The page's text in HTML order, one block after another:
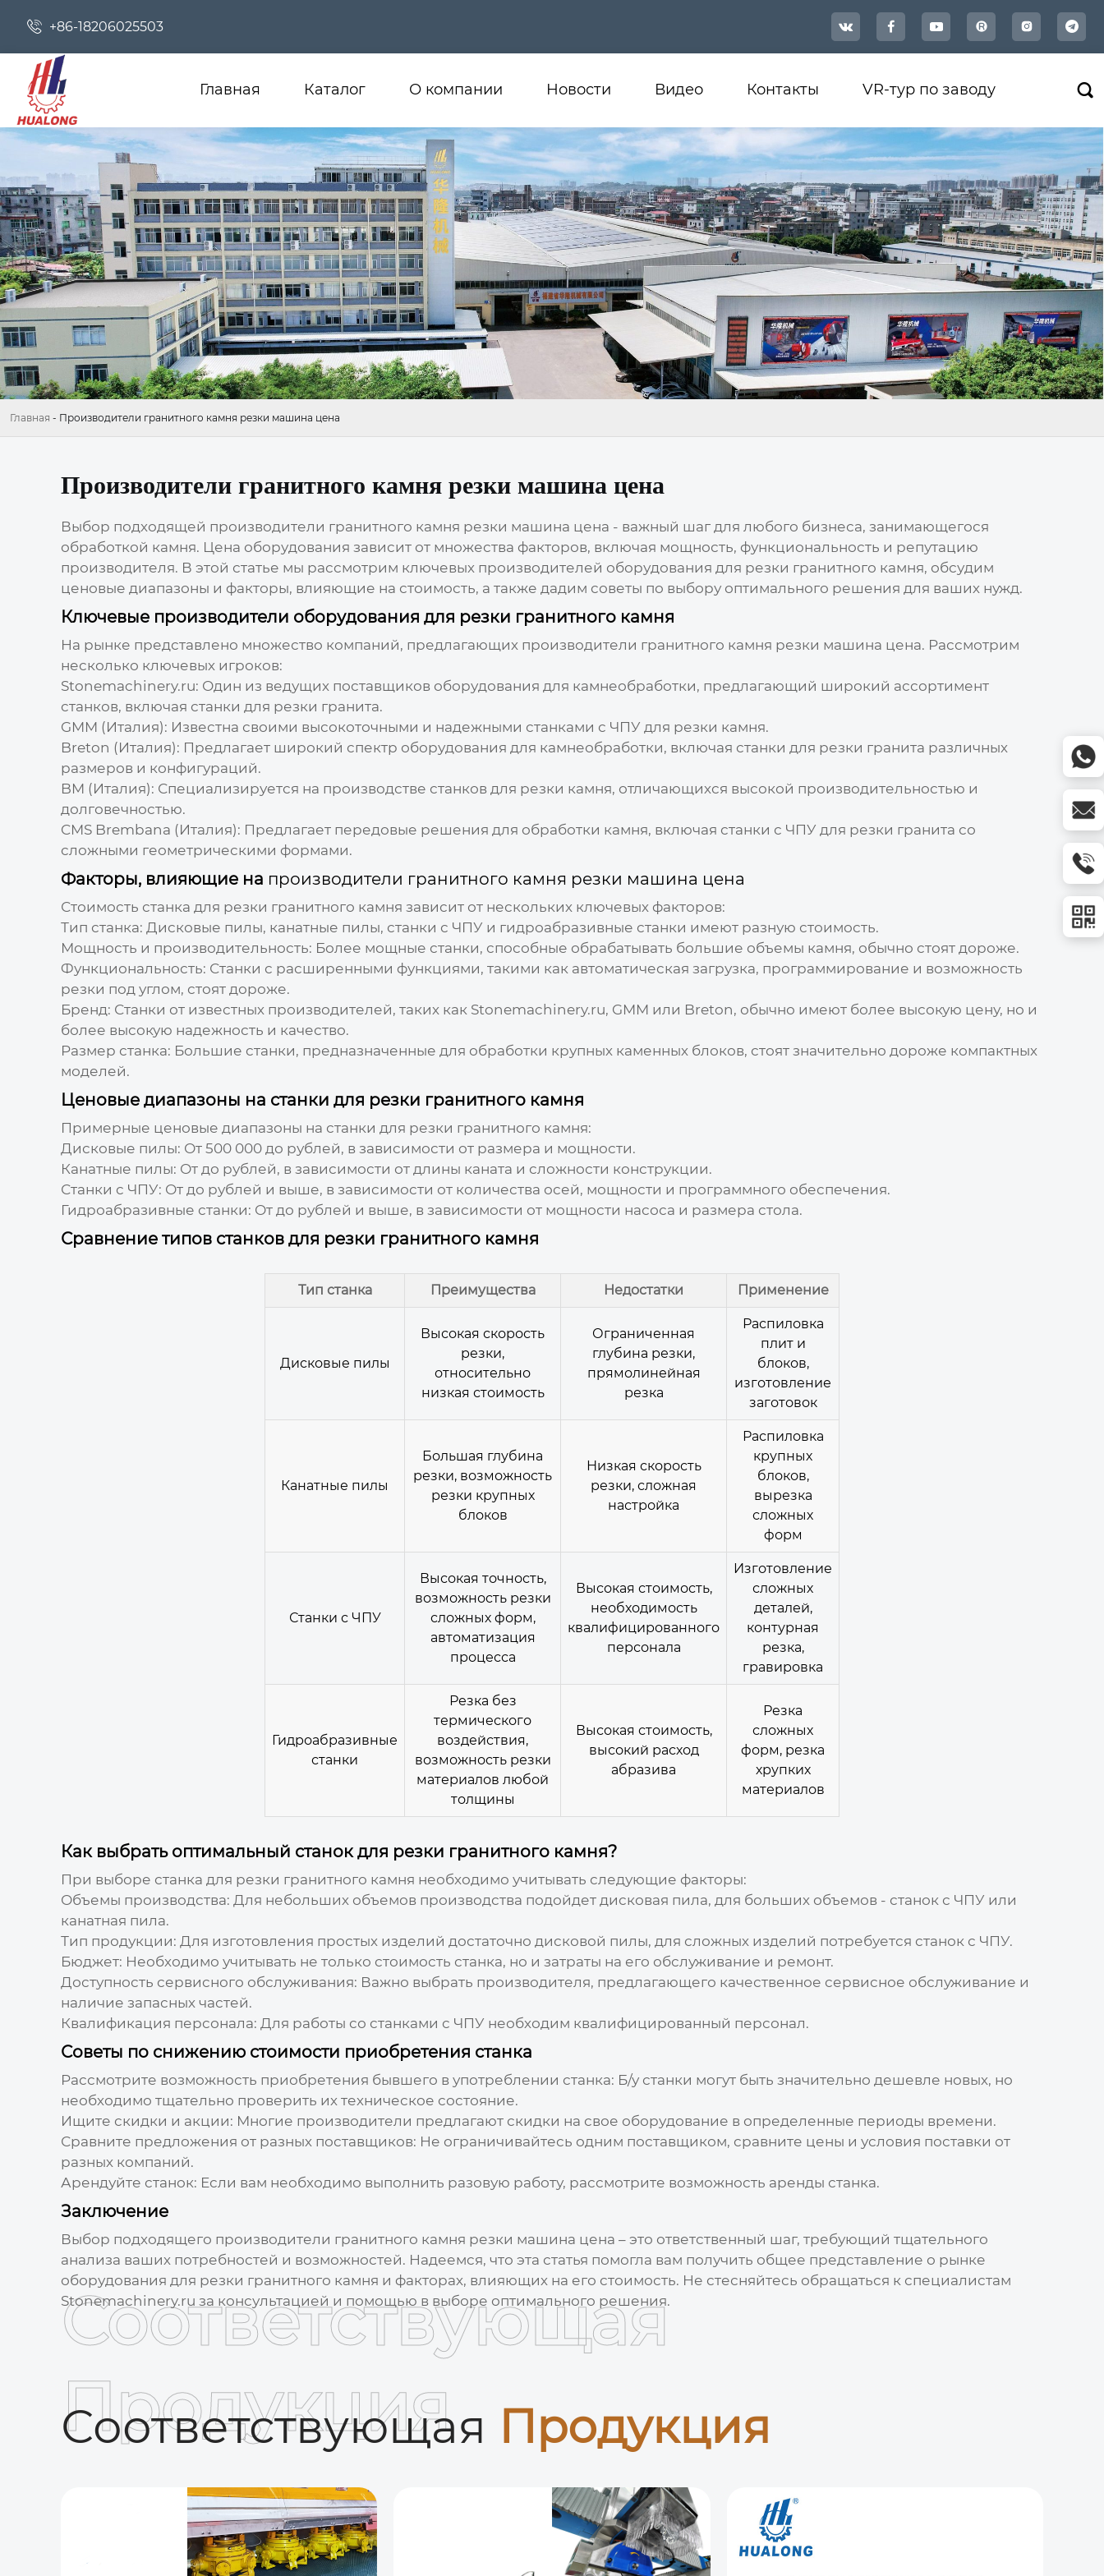
 +86-18206025503    
Главная Каталог О компании Новости Видео Контакты VR-тур по заводу 
Главная - Производители гранитного камня резки машина цена
Производители гранитного камня резки машина цена
Выбор подходящей производители гранитного камня резки машина цена - важный шаг для любого бизнеса, занимающегося
обработкой камня. Цена оборудования зависит от множества факторов, включая мощность, функциональность и репутацию
производителя. В этой статье мы рассмотрим ключевых производителей оборудования для резки гранитного камня, обсудим
ценовые диапазоны и факторы, влияющие на стоимость, а также дадим советы по выбору оптимального решения для ваших нужд.
Ключевые производители оборудования для резки гранитного камня
На рынке представлено множество компаний, предлагающих производители гранитного камня резки машина цена. Рассмотрим
несколько ключевых игроков:
Stonemachinery.ru: Один из ведущих поставщиков оборудования для камнеобработки, предлагающий широкий ассортимент
станков, включая станки для резки гранита.
GMM (Италия): Известна своими высокоточными и надежными станками с ЧПУ для резки камня.
Breton (Италия): Предлагает широкий спектр оборудования для камнеобработки, включая станки для резки гранита различных
размеров и конфигураций.
BM (Италия): Специализируется на производстве станков для резки камня, отличающихся высокой производительностью и
долговечностью.
CMS Brembana (Италия): Предлагает передовые решения для обработки камня, включая станки с ЧПУ для резки гранита со
сложными геометрическими формами.
Факторы, влияющие на производители гранитного камня резки машина цена
Стоимость станка для резки гранитного камня зависит от нескольких ключевых факторов:
Тип станка: Дисковые пилы, канатные пилы, станки с ЧПУ и гидроабразивные станки имеют разную стоимость.
Мощность и производительность: Более мощные станки, способные обрабатывать большие объемы камня, обычно стоят дороже.
Функциональность: Станки с расширенными функциями, такими как автоматическая загрузка, программирование и возможность
резки под углом, стоят дороже.
Бренд: Станки от известных производителей, таких как Stonemachinery.ru, GMM или Breton, обычно имеют более высокую цену, но и
более высокую надежность и качество.
Размер станка: Большие станки, предназначенные для обработки крупных каменных блоков, стоят значительно дороже компактных
моделей.
Ценовые диапазоны на станки для резки гранитного камня
Примерные ценовые диапазоны на станки для резки гранитного камня:
Дисковые пилы: От 500 000 до рублей, в зависимости от размера и мощности.
Канатные пилы: От до рублей, в зависимости от длины каната и сложности конструкции.
Станки с ЧПУ: От до рублей и выше, в зависимости от количества осей, мощности и программного обеспечения.
Гидроабразивные станки: От до рублей и выше, в зависимости от мощности насоса и размера стола.
Сравнение типов станков для резки гранитного камня
Тип станка Преимущества Недостатки Применение
Дисковые пилы
Высокая скорость
резки,
относительно
низкая стоимость
Ограниченная
глубина резки,
прямолинейная
резка
Распиловка
плит и
блоков,
изготовление
заготовок
Канатные пилы
Большая глубина
резки, возможность
резки крупных
блоков
Низкая скорость
резки, сложная
настройка
Распиловка
крупных
блоков,
вырезка
сложных
форм
Станки с ЧПУ
Высокая точность,
возможность резки
сложных форм,
автоматизация
процесса
Высокая стоимость,
необходимость
квалифицированного
персонала
Изготовление
сложных
деталей,
контурная
резка,
гравировка
Гидроабразивные
станки
Резка без
термического
воздействия,
возможность резки
материалов любой
толщины
Высокая стоимость,
высокий расход
абразива
Резка
сложных
форм, резка
хрупких
материалов
Как выбрать оптимальный станок для резки гранитного камня?
При выборе станка для резки гранитного камня необходимо учитывать следующие факторы:
Объемы производства: Для небольших объемов производства подойдет дисковая пила, для больших объемов - станок с ЧПУ или
канатная пила.
Тип продукции: Для изготовления простых изделий достаточно дисковой пилы, для сложных изделий потребуется станок с ЧПУ.
Бюджет: Необходимо учитывать не только стоимость станка, но и затраты на его обслуживание и ремонт.
Доступность сервисного обслуживания: Важно выбрать производителя, предлагающего качественное сервисное обслуживание и
наличие запасных частей.
Квалификация персонала: Для работы со станками с ЧПУ необходим квалифицированный персонал.
Советы по снижению стоимости приобретения станка
Рассмотрите возможность приобретения бывшего в употреблении станка: Б/у станки могут быть значительно дешевле новых, но
необходимо тщательно проверить их техническое состояние.
Ищите скидки и акции: Многие производители предлагают скидки на свое оборудование в определенные периоды времени.
Сравните предложения от разных поставщиков: Не ограничивайтесь одним поставщиком, сравните цены и условия поставки от
разных компаний.
Арендуйте станок: Если вам необходимо выполнить разовую работу, рассмотрите возможность аренды станка.
Заключение
Выбор подходящего производители гранитного камня резки машина цена – это ответственный шаг, требующий тщательного
анализа ваших потребностей и возможностей. Надеемся, что эта статья помогла вам получить общее представление о рынке
оборудования для резки гранитного камня и факторах, влияющих на его стоимость. Не стесняйтесь обращаться к специалистам
Stonemachinery.ru за консультацией и помощью в выборе оптимального решения.
Соответствующая Продукция
Соответствующая
Продукция